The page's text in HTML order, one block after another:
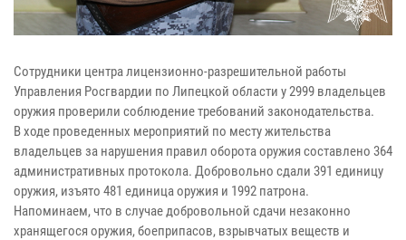
Сотрудники центра лицензионно-разрешительной работы
Управления Росгвардии по Липецкой области у 2999 владельцев
оружия проверили соблюдение требований законодательства.
В ходе проведенных мероприятий по месту жительства
владельцев за нарушения правил оборота оружия составлено 364
административных протокола. Добровольно сдали 391 единицу
оружия, изъято 481 единица оружия и 1992 патрона.
Напоминаем, что в случае добровольной сдачи незаконно
хранящегося оружия, боеприпасов, взрывчатых веществ и